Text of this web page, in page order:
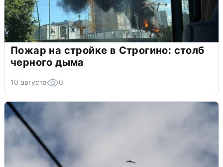
Пожар на стройке в Строгино: столб
черного дыма
10 августа 0